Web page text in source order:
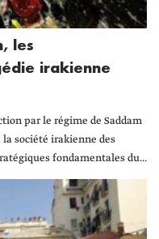
les
irakienne
par le régime de Saddam
société irakienne des
fondamentales du...